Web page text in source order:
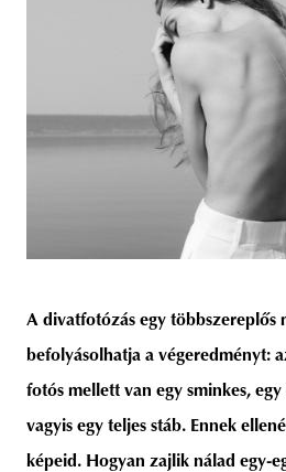
A divatfotózás egy többszereplős
befolyásolhatja a végeredményt:
fotós mellett van egy sminkes,
vagyis egy teljes stáb. Ennek
képeid. Hogyan zajlik nálad egy-